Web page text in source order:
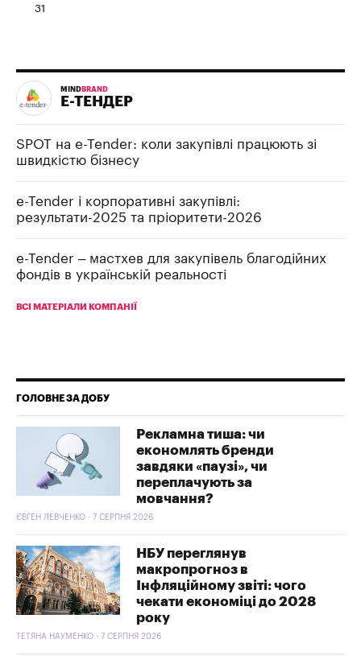
31
MIND BRAND
Е-ТЕНДЕР
SPOT на e-Tender: коли закупівлі працюють зі
швидкістю бізнесу
e-Tender і корпоративні закупівлі:
результати-2025 та пріоритети-2026
e-Tender – мастхев для закупівель благодійних
фондів в українській реальності
ВСІ МАТЕРІАЛИ КОМПАНІЇ
ГОЛОВНЕ ЗА ДОБУ
Рекламна тиша: чи
економлять бренди
завдяки «паузі», чи
переплачують за
мовчання?
ЄВГЕН ЛЕВЧЕНКО - 7 СЕРПНЯ 2026
НБУ переглянув
макропрогноз в
Інфляційному звіті: чого
чекати економіці до 2028
року
ТЕТЯНА НАУМЕНКО - 7 СЕРПНЯ 2026